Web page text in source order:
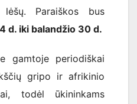
Paraiškos bus
d. iki balandžio 30 d.
gamtoje periodiškai
gripo ir afrikinio
todėl ūkininkams